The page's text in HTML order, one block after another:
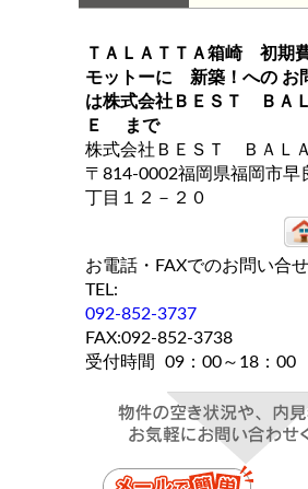
ＴＡＬＡＴＴＡ箱崎 初期
モットーに 新築！への お問い合わせ
は株式会社ＢＥＳＴ ＢＡ
Ｅ
まで
株式会社ＢＥＳＴ ＢＡＬ
〒814-0002福岡県福岡市早
丁目１２－２０
お電話・FAXでのお問い合せ
TEL:
092-852-3737
FAX:092-852-3738
受付時間
09：00～18：00